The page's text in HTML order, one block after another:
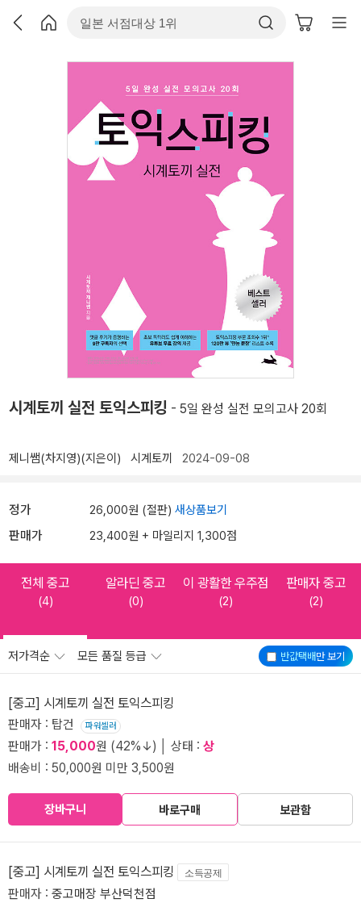
시계토끼 실전 토익스피킹 - 5일 완성 실전 모의고사 20회
제니쌤(차지영)(지은이) 시계토끼 2024-09-08
정가 26,000원 (절판) 새상품보기
판매가 23,400원 + 마일리지 1,300점
전체 중고
(4)
알라딘 중고
(0)
이 광활한 우주점
(2)
판매자 중고
(2)
반값택배만 보기
저가격순 모든 품질 등급
[중고] 시계토끼 실전 토익스피킹
판매자 : 탑건 파워셀러
판매가 : 15,000원 (42%↓) │ 상태 : 상
배송비 : 50,000원 미만 3,500원
장바구니 바로구매 보관함
[중고] 시계토끼 실전 토익스피킹 소득공제
판매자 : 중고매장 부산덕천점